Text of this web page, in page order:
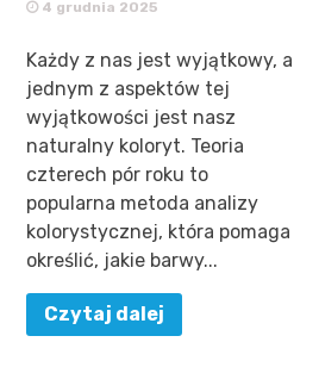
4 grudnia 2025
Każdy z nas jest wyjątkowy, a
jednym z aspektów tej
wyjątkowości jest nasz
naturalny koloryt. Teoria
czterech pór roku to
popularna metoda analizy
kolorystycznej, która pomaga
określić, jakie barwy...
Czytaj dalej